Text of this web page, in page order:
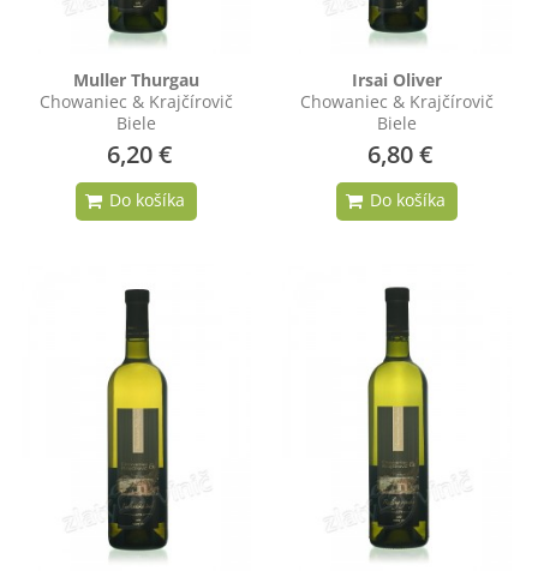
Muller Thurgau
Chowaniec & Krajčírovič
Biele
6,20 €
Irsai Oliver
Chowaniec & Krajčírovič
Biele
6,80 €